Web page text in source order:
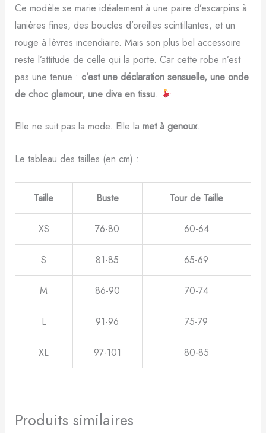
Ce modèle se marie idéalement à une paire d’escarpins à
lanières fines, des boucles d’oreilles scintillantes, et un
rouge à lèvres incendiaire. Mais son plus bel accessoire
reste l’attitude de celle qui la porte. Car cette robe n’est
pas une tenue : c’est une déclaration sensuelle, une onde
de choc glamour, une diva en tissu.
Elle ne suit pas la mode. Elle la met à genoux.
Le tableau des tailles (en cm) :
Taille Buste Tour de Taille
XS 76-80 60-64
S 81-85 65-69
M 86-90 70-74
L 91-96 75-79
XL 97-101 80-85
Produits similaires